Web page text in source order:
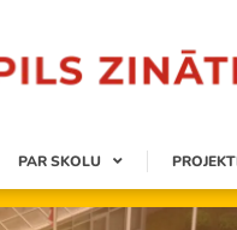
PAR SKOLU